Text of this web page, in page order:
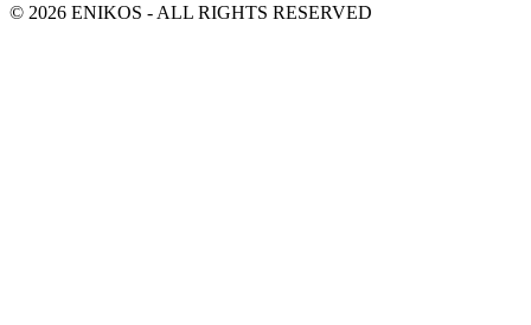
© 2026 ENIKOS - ALL RIGHTS RESERVED